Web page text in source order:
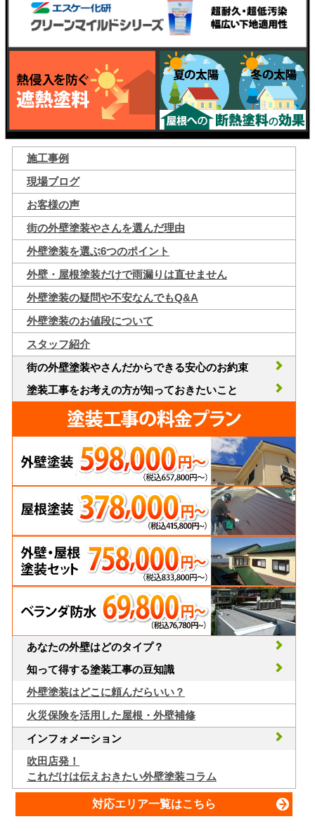
施工事例
現場ブログ
お客様の声
街の外壁塗装やさんを選んだ理由
外壁塗装を選ぶ6つのポイント
外壁・屋根塗装だけで雨漏りは直せません
外壁塗装の疑問や不安なんでもQ&A
外壁塗装のお値段について
スタッフ紹介
街の外壁塗装やさんだからできる安心のお約束
塗装工事をお考えの方が知っておきたいこと
あなたの外壁はどのタイプ？
知って得する塗装工事の豆知識
外壁塗装はどこに頼んだらいい？
火災保険を活用した屋根・外壁補修
インフォメーション
吹田店発！
これだけは伝えおきたい外壁塗装コラム
対応エリア一覧はこちら